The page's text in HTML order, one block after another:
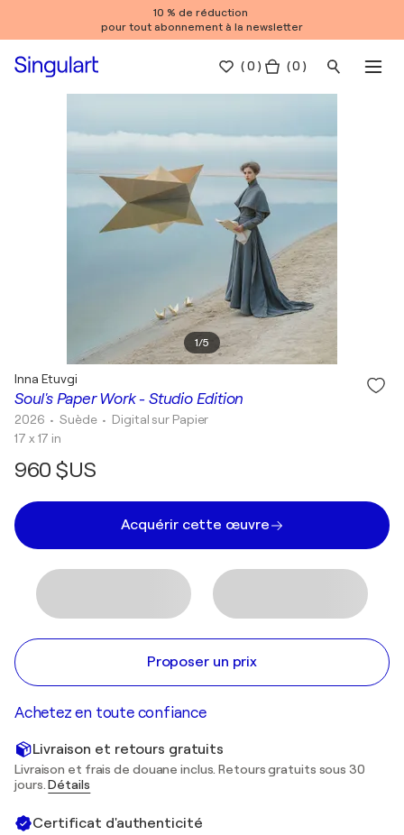
10 % de réduction
pour tout abonnement à la newsletter
(0 ) ( 0 )
1/5
Soul's Paper Work - Studio Edition
Inna Etuvgi
2026 • Suède • Digital sur Papier
17 x 17 in
960 $US
Acquérir cette œuvre
Proposer un prix
Achetez en toute confiance
Livraison et retours gratuits
Livraison et frais de douane inclus. Retours gratuits sous 30
jours.Détails
Certificat d'authenticité